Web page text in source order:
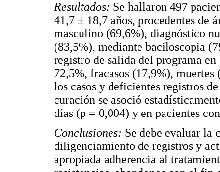
Resultados: Se hallaron 497
41,7 ± 18,7 años, procedentes de
masculino (69,6%), diagnóstico
(83,5%), mediante baciloscopia
registro de salida del programa
72,5%, fracasos (17,9%),
los casos y deficientes registros
curación se asoció
días (p = 0,004) y en pacientes
Conclusiones: Se debe evaluar la
diligenciamiento de registros y
apropiada adherencia al